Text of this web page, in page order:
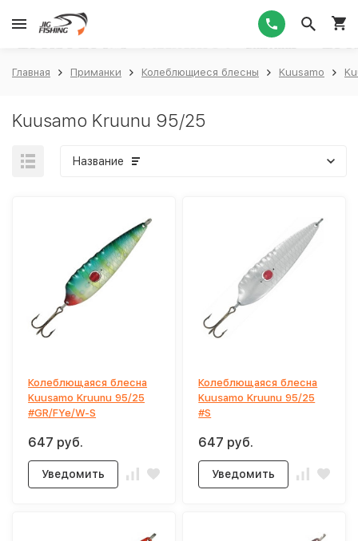
Главная Приманки Колеблющиеся блесны Kuusamo
Kuusamo Kruunu 95/25
Название
Колеблющаяся блесна
Kuusamo Kruunu 95/25
#GR/FYe/W-S
647 руб.
Уведомить
Колеблющаяся блесна
Kuusamo Kruunu 95/25
#S
647 руб.
Уведомить